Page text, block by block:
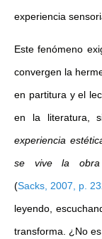
experiencia
Este fenómeno
convergen la
en partitura y el
en la literatura,
experiencia
se vive la
(Sacks, 2007, p.
leyendo,
transforma. ¿No